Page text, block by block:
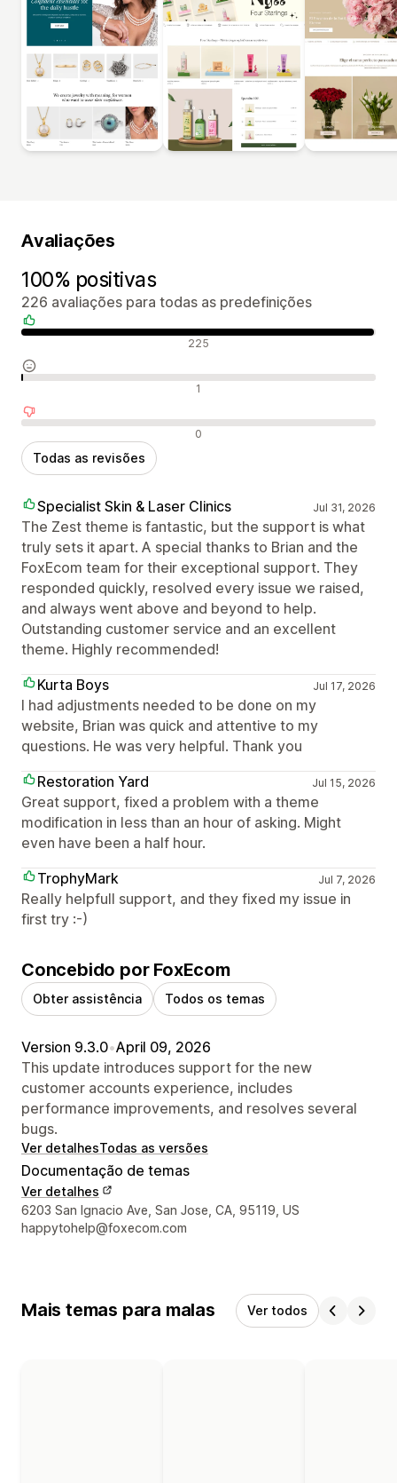
Avaliações
100% positivas
226 avaliações para todas as predefinições
Avaliações positivas 225
Avaliações neutras 1
Avaliações negativas 0
Todas as revisões
Specialist Skin & Laser Clinics Jul 31, 2026
The Zest theme is fantastic, but the support is what
truly sets it apart. A special thanks to Brian and the
FoxEcom team for their exceptional support. They
responded quickly, resolved every issue we raised,
and always went above and beyond to help.
Outstanding customer service and an excellent
theme. Highly recommended!
Kurta Boys
Jul 17, 2026
I had adjustments needed to be done on my
website, Brian was quick and attentive to my
questions. He was very helpful. Thank you
Restoration Yard
Jul 15, 2026
Great support, fixed a problem with a theme
modification in less than an hour of asking. Might
even have been a half hour.
TrophyMark
Jul 7, 2026
Really helpfull support, and they fixed my issue in
first try :-)
Concebido por FoxEcom
Obter assistência Todos os temas
Version 9.3.0•April 09, 2026
This update introduces support for the new
customer accounts experience, includes
performance improvements, and resolves several
bugs.
Ver detalhesTodas as versões
Documentação de temas
Ver detalhes
Detalhes de contacto do designer
6203 San Ignacio Ave, San Jose, CA, 95119, US
happytohelp@foxecom.com
Mais temas para malas Ver todos